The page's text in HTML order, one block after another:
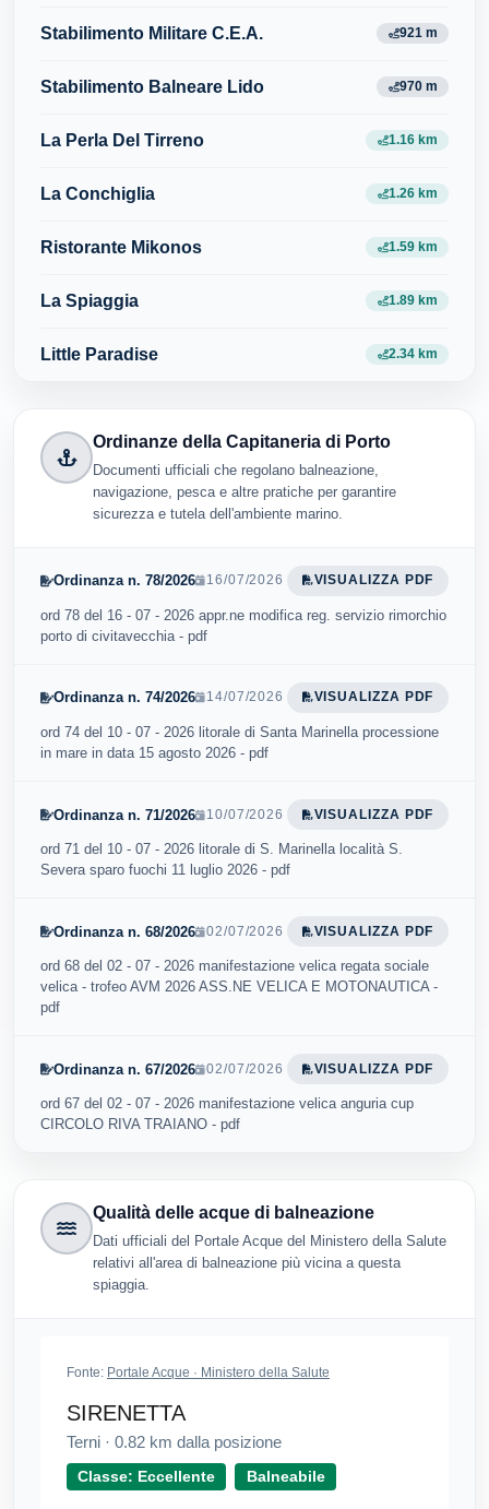
Stabilimento Militare C.E.A. 921 m
Stabilimento Balneare Lido 970 m
La Perla Del Tirreno 1.16 km
La Conchiglia 1.26 km
Ristorante Mikonos 1.59 km
La Spiaggia 1.89 km
Little Paradise 2.34 km
Ordinanze della Capitaneria di Porto
Documenti ufficiali che regolano balneazione,
navigazione, pesca e altre pratiche per garantire
sicurezza e tutela dell'ambiente marino.
Ordinanza n. 78/2026 16/07/2026 VISUALIZZA PDF
ord 78 del 16 - 07 - 2026 appr.ne modifica reg. servizio rimorchio
porto di civitavecchia - pdf
Ordinanza n. 74/2026 14/07/2026 VISUALIZZA PDF
ord 74 del 10 - 07 - 2026 litorale di Santa Marinella processione
in mare in data 15 agosto 2026 - pdf
Ordinanza n. 71/2026 10/07/2026 VISUALIZZA PDF
ord 71 del 10 - 07 - 2026 litorale di S. Marinella località S.
Severa sparo fuochi 11 luglio 2026 - pdf
Ordinanza n. 68/2026 02/07/2026 VISUALIZZA PDF
ord 68 del 02 - 07 - 2026 manifestazione velica regata sociale
velica - trofeo AVM 2026 ASS.NE VELICA E MOTONAUTICA -
pdf
Ordinanza n. 67/2026 02/07/2026 VISUALIZZA PDF
ord 67 del 02 - 07 - 2026 manifestazione velica anguria cup
CIRCOLO RIVA TRAIANO - pdf
Qualità delle acque di balneazione
Dati ufficiali del Portale Acque del Ministero della Salute
relativi all'area di balneazione più vicina a questa
spiaggia.
Fonte: Portale Acque · Ministero della Salute
SIRENETTA
Terni · 0.82 km dalla posizione
Classe: Eccellente Balneabile